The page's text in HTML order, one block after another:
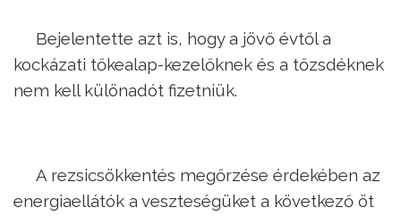
Bejelentette azt is, hogy a jövő évtől a
kockázati tőkealap-kezelőknek és a tőzsdéknek
nem kell különadót fizetniük.
A rezsicsökkentés megőrzése érdekében az
energiaellátók a veszteségüket a következő öt